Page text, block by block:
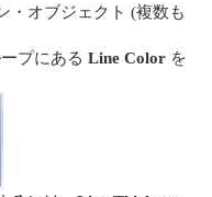
・オブジェクト (複数も
プにある Line Color を